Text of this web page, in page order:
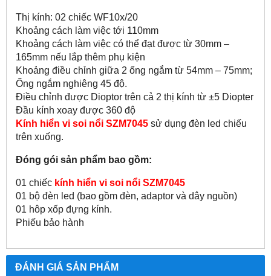
Thị kính: 02 chiếc WF10x/20
Khoảng cách làm việc tới 110mm
Khoảng cách làm việc có thể đạt được từ 30mm –
165mm nếu lắp thêm phụ kiện
Khoảng điều chỉnh giữa 2 ống ngắm từ 54mm – 75mm;
Ống ngắm nghiêng 45 độ.
Điều chỉnh được Dioptor trên cả 2 thị kính từ ±5 Diopter
Đầu kính xoay được 360 độ
Kính hiển vi soi nổi SZM7045 sử dụng đèn led chiếu
trên xuống.
Đóng gói sản phẩm bao gồm:
01 chiếc kính hiển vi soi nổi SZM7045
01 bộ đèn led (bao gồm đèn, adaptor và dây nguồn)
01 hôp xốp đựng kính.
Phiếu bảo hành
ĐÁNH GIÁ SẢN PHẨM